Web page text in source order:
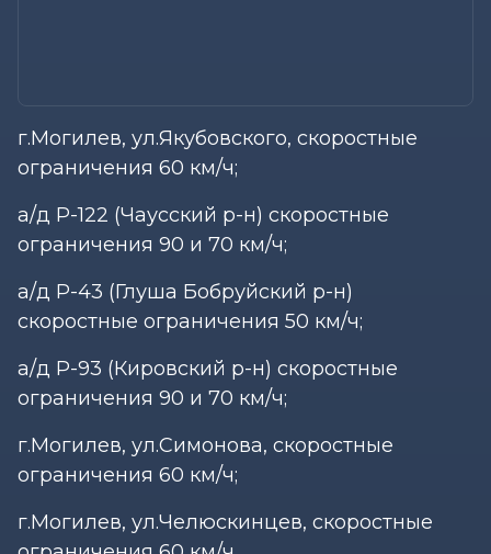
г.Могилев, ул.Якубовского, скоростные
ограничения 60 км/ч;
а/д Р-122 (Чаусский р-н) скоростные
ограничения 90 и 70 км/ч;
а/д Р-43 (Глуша Бобруйский р-н)
скоростные ограничения 50 км/ч;
а/д Р-93 (Кировский р-н) скоростные
ограничения 90 и 70 км/ч;
г.Могилев, ул.Симонова, скоростные
ограничения 60 км/ч;
г.Могилев, ул.Челюскинцев, скоростные